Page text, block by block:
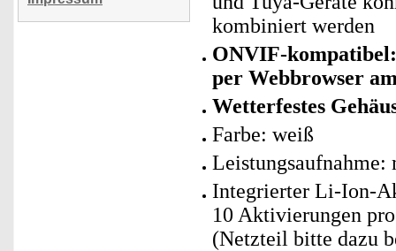
kombiniert werden
ONVIF-kompatibel:
per Webbrowser
Wetterfestes
Farbe: weiß
Leistungsaufnahme:
Integrierter Li-Ion-
10 Aktivierungen
(Netzteil bitte dazu